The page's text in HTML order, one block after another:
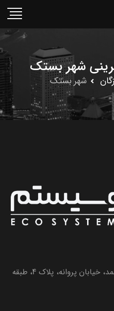
شهر بستک
شهر بستک
تهران، بزرگراه جلال آل احمد، خیابان پروانه، پلاک 4، طبقه